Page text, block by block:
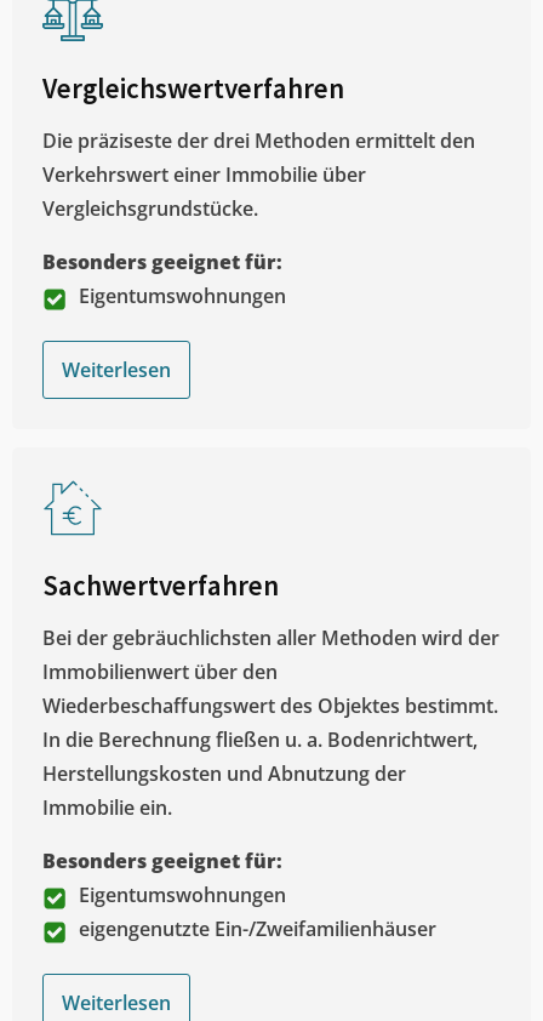
Vergleichswertverfahren
Die präziseste der drei Methoden ermittelt den
Verkehrswert einer Immobilie über
Vergleichsgrundstücke.
Besonders geeignet für:
Eigentumswohnungen
Weiterlesen
Sachwertverfahren
Bei der gebräuchlichsten aller Methoden wird der
Immobilienwert über den
Wiederbeschaffungswert des Objektes bestimmt.
In die Berechnung fließen u. a. Bodenrichtwert,
Herstellungskosten und Abnutzung der
Immobilie ein.
Besonders geeignet für:
Eigentumswohnungen
eigengenutzte Ein-/Zweifamilienhäuser
Weiterlesen